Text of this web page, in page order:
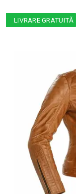
LIVRARE GRATUITĂ